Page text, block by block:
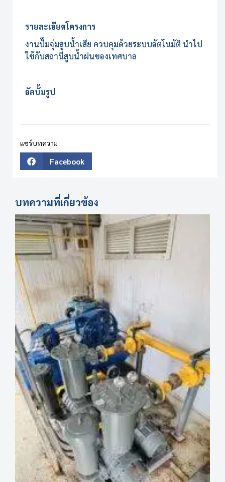
รายละเอียดโครงการ
งานปั๊มจุ่มสูบน้ำเสีย ควบคุมด้วยระบบอัตโนมัติ นำไป
ใช้กับสถานีสูบน้ำฝนของเทศบาล
อัลบั้มรูป
แชร์บทความ :
Facebook
บทความที่เกี่ยวข้อง